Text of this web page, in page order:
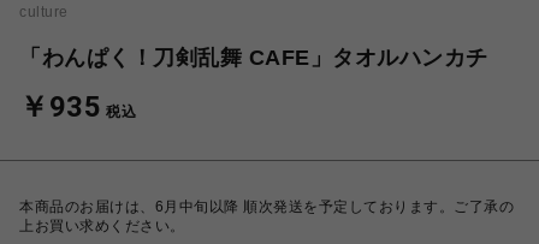
culture
「わんぱく！刀剣乱舞 CAFE」タオルハンカチ
￥935 税込
本商品のお届けは、6月中旬以降 順次発送を予定しております。ご了承の
上お買い求めください。